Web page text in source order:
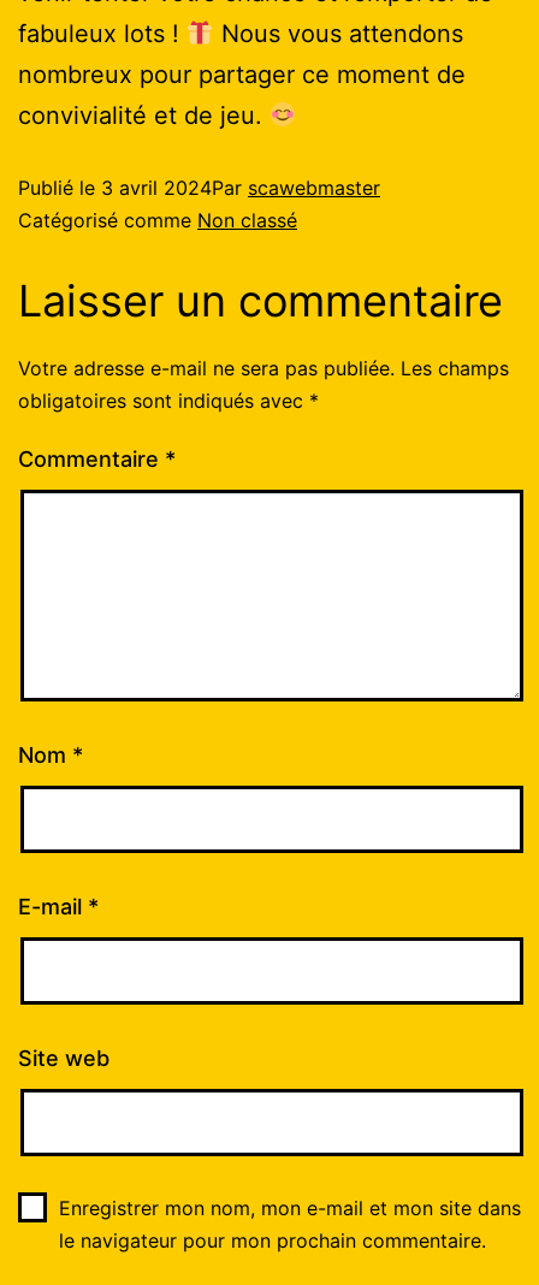
fabuleux lots !
Nous vous attendons
nombreux pour partager ce moment de
convivialité et de jeu.
Publié le 3 avril 2024Par scawebmaster
Catégorisé comme Non classé
Laisser un commentaire
Votre adresse e-mail ne sera pas publiée. Les champs
obligatoires sont indiqués avec *
Commentaire *
Nom *
E-mail *
Site web
Enregistrer mon nom, mon e-mail et mon site dans
le navigateur pour mon prochain commentaire.